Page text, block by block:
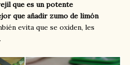
que es un potente
que añadir zumo de limón
evita que se oxiden, les